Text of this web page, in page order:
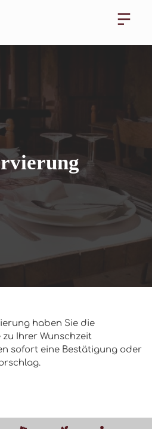
haben Sie die
Ihrer Wunschzeit
sofort eine Bestätigung oder